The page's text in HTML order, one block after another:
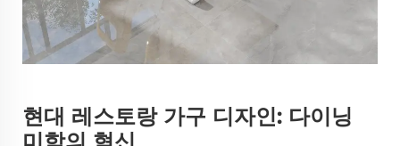
현대 레스토랑 가구 디자인: 다이닝